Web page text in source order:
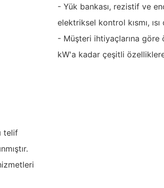
- Yük bankası, rezistif ve
elektriksel kontrol kısmı,
- Müşteri ihtiyaçlarına
kW'a kadar çeşitli
telif